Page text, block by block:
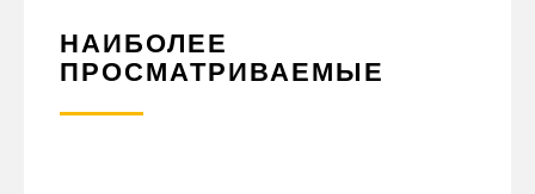
НАИБОЛЕЕ
ПРОСМАТРИВАЕМЫЕ